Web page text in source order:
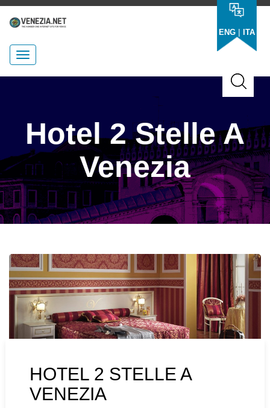
ENG | ITA
Hotel 2 Stelle A
Venezia
HOTEL 2 STELLE A
VENEZIA